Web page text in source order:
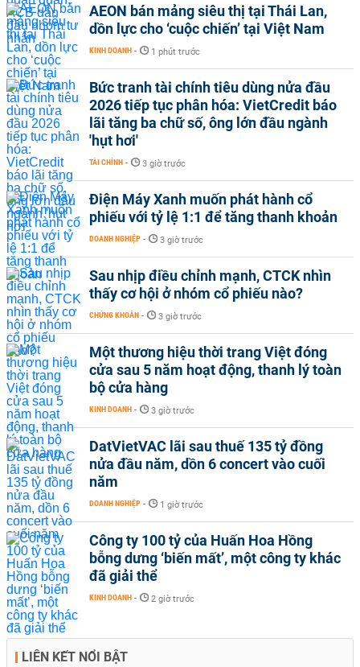
AEON bán mảng siêu thị tại Thái Lan,
dồn lực cho ‘cuộc chiến’ tại Việt Nam
KINH DOANH - 1 phút trước
Bức tranh tài chính tiêu dùng nửa đầu
2026 tiếp tục phân hóa: VietCredit báo
lãi tăng ba chữ số, ông lớn đầu ngành
'hụt hơi'
TÀI CHÍNH - 3 giờ trước
Điện Máy Xanh muốn phát hành cổ
phiếu với tỷ lệ 1:1 để tăng thanh khoản
DOANH NGHIỆP - 3 giờ trước
Sau nhịp điều chỉnh mạnh, CTCK nhìn
thấy cơ hội ở nhóm cổ phiếu nào?
CHỨNG KHOÁN - 3 giờ trước
Một thương hiệu thời trang Việt đóng
cửa sau 5 năm hoạt động, thanh lý toàn
bộ cửa hàng
KINH DOANH - 3 giờ trước
DatVietVAC lãi sau thuế 135 tỷ đồng
nửa đầu năm, dồn 6 concert vào cuối
năm
DOANH NGHIỆP - 1 giờ trước
Công ty 100 tỷ của Huấn Hoa Hồng
bỗng dưng ‘biến mất’, một công ty khác
đã giải thể
KINH DOANH - 2 giờ trước
LIÊN KẾT NỔI BẬT